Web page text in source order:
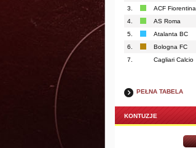
3.
ACF Fiorentina
4.
AS Roma
5.
Atalanta BC
6.
Bologna FC
7.
Cagliari Calcio
PEŁNA TABELA
KONTUZJE